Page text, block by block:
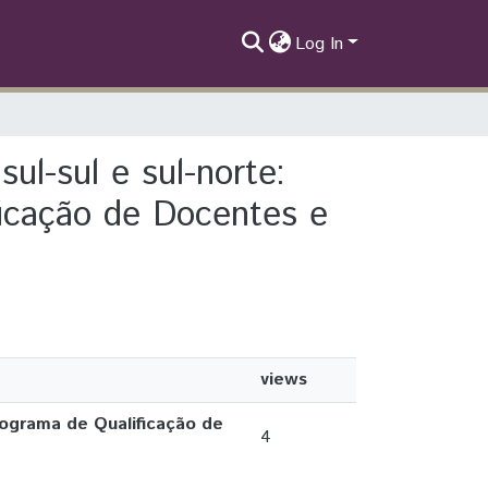
Log In
sul e sul-norte:
de Docentes e
views
de Qualificação de
4